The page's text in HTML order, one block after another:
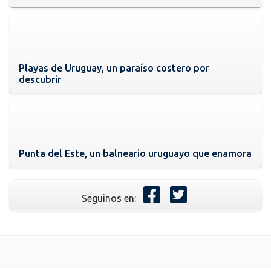
Playas de Uruguay, un paraíso costero por
descubrir
Punta del Este, un balneario uruguayo que enamora
Seguinos en: